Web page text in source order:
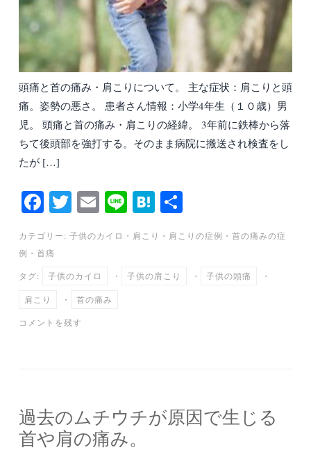
頭痛と首の痛み・肩こりについて。 主な症状：肩こりと頭
痛。姿勢の悪さ。 患者さん情報：小学4年生（１０歳）男
児。 頭痛と首の痛み・肩こりの経緯。 3年前に鉄棒から落
ちて後頭部を強打する。そのまま病院に搬送され検査をし
たが […]
Fa
ce
bo
ok
T
wi
tte
r
E
ail
Li
ne
H
en
a
カテゴリー: 子供のカイロ ・ 肩こり ・ 肩こりの症例 ・ 首の痛みの症
例 ・ 首痛
タグ: 子供のカイロ ・ 子供の肩こり ・ 子供の頭痛 ・
肩こり ・ 首の痛み
コメントを残す
過去のムチウチが原因で生じる
首や肩の痛み。